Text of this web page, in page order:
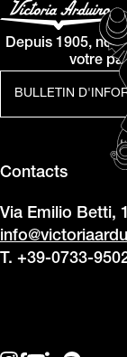
BULLETIN
Depuis 1905,
votre
Contacts
Via Emilio Betti,
T. +39-0733-